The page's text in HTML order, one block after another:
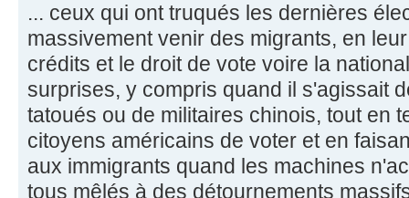
... ceux qui ont truqués les dernières
massivement venir des migrants, en
crédits et le droit de vote voire la
surprises, y compris quand il s'agissait
tatoués ou de militaires chinois, tout en
citoyens américains de voter et en
aux immigrants quand les machines
tous mêlés à des détournements